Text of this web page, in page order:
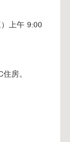
上午 9:00
房。